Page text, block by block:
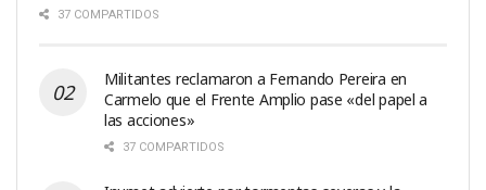
37 COMPARTIDOS
Militantes reclamaron a Fernando Pereira en
Carmelo que el Frente Amplio pase «del papel a
las acciones»
37 COMPARTIDOS